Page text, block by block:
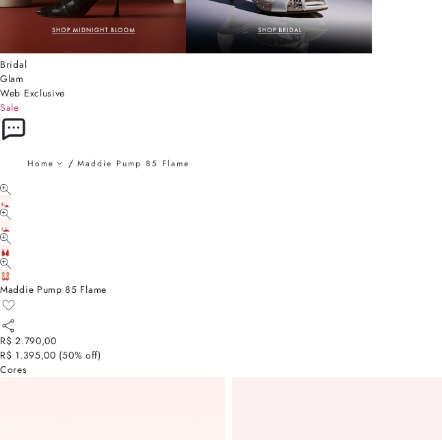
Bridal
Glam
Web Exclusive
Sale
Home Maddie Pump 85 Flame
Maddie Pump 85 Flame
R$ 2.790,00
R$ 1.395,00 (50% off)
Cores